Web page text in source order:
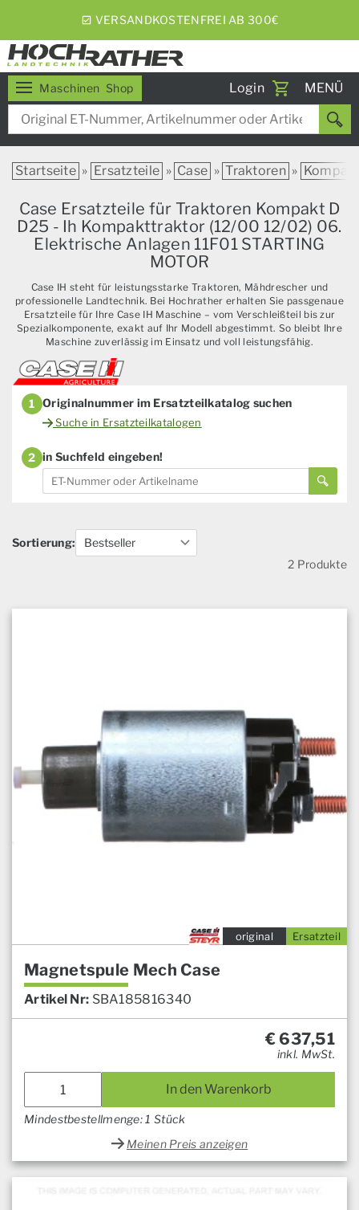
VERSANDKOSTENFREI AB 300€
Maschinen Shop Login
Toggle
MENÜ
Startseite » Ersatzteile » Case » Traktoren »
Case Ersatzteile für Traktoren Kompakt D
D25 - Ih Kompakttraktor (12/00 12/02) 06.
Elektrische Anlagen 11F01 STARTING
MOTOR
Case IH steht für leistungsstarke Traktoren, Mähdrescher und
professionelle Landtechnik. Bei Hochrather erhalten Sie passgenaue
Ersatzteile für Ihre Case IH Maschine – vom Verschleißteil bis zur
Spezialkomponente, exakt auf Ihr Modell abgestimmt. So bleibt Ihre
Maschine zuverlässig im Einsatz und voll leistungsfähig.
1 Originalnummer im Ersatzteilkatalog suchen
Suche in Ersatzteilkatalogen
2 in Suchfeld eingeben!
Sortierung:
2 Produkte
Ersatzteil
original
Magnetspule Mech Case
Artikel Nr: SBA185816340
€637,51
inkl. MwSt.
In den Warenkorb
Mindestbestellmenge: 1 Stück
Meinen Preis anzeigen